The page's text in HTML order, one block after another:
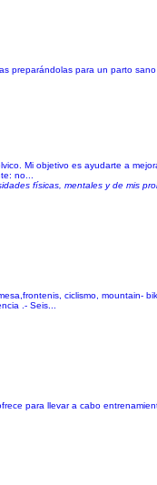
preparándolas para un parto
Mi objetivo es ayudarte a
no...
físicas, mentales y de mis
ciclismo, mountain-
.- Seis...
para llevar a cabo